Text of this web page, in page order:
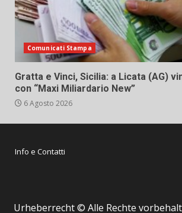
Comunicati Stampa
Gratta e Vinci, Sicilia: a Licata (AG)
con “Maxi Miliardario New”
6 Agosto 2026
Info e Contatti
Urheberrecht © Alle Rechte